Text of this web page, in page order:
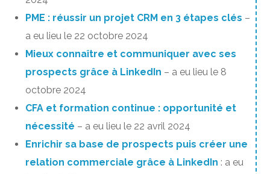
PME : réussir un projet CRM en 3 étapes clés –
a eu lieu le 22 octobre 2024
Mieux connaître et communiquer avec ses
prospects grâce à LinkedIn – a eu lieu le 8
octobre 2024
CFA et formation continue : opportunité et
nécessité – a eu lieu le 22 avril 2024
Enrichir sa base de prospects puis créer une
relation commerciale grâce à LinkedIn : a eu